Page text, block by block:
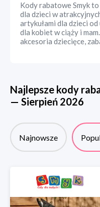
Kody rabatowe Smyk
dla dzieci w
artykułami dla dzieci
dla kobiet w ciąży i
akcesoria dziecięce,
Najlepsze kody
— Sierpień 2026
Najnowsze